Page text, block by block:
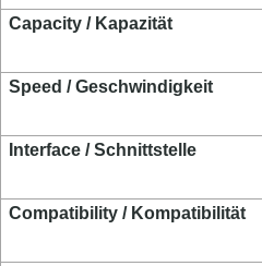
Capacity / Kapazität
Speed / Geschwindigkeit
Interface / Schnittstelle
Compatibility / Kompatibilität